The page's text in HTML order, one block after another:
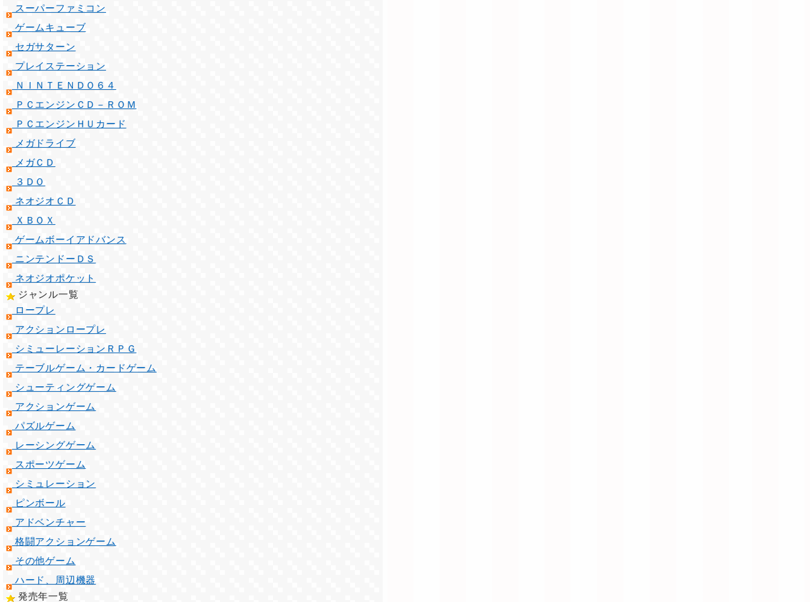
スーパーファミコン
ゲームキューブ
セガサターン
プレイステーション
ＮＩＮＴＥＮＤＯ６４
ＰＣエンジンＣＤ－ＲＯＭ
ＰＣエンジンＨＵカード
メガドライブ
メガＣＤ
３ＤＯ
ネオジオＣＤ
ＸＢＯＸ
ゲームボーイアドバンス
ニンテンドーＤＳ
ネオジオポケット
ジャンル一覧
ロープレ
アクションロープレ
シミューレーションＲＰＧ
テーブルゲーム・カードゲーム
シューティングゲーム
アクションゲーム
パズルゲーム
レーシングゲーム
スポーツゲーム
シミュレーション
ピンボール
アドベンチャー
格闘アクションゲーム
その他ゲーム
ハード、周辺機器
発売年一覧